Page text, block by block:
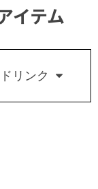
イテム
リンク